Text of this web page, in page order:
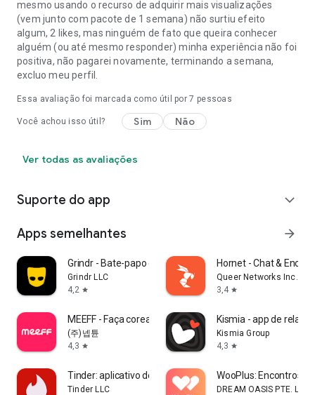
mesmo usando o recurso de adquirir mais visualizações
(vem junto com pacote de 1 semana) não surtiu efeito
algum, 2 likes, mas ninguém de fato que queira conhecer
alguém (ou até mesmo responder) minha experiência não foi
positiva, não pagarei novamente, terminando a semana,
excluo meu perfil.
Essa avaliação foi marcada como útil por7 pessoas
Você achou isso útil? Sim Não
Ver todas as avaliações
Suporte do app expand_more
Apps semelhantes arrow_forward
Grindr - Bate-papo gay
Grindr LLC
4,2 star
Hornet - Chat &
Queer Networks Inc.
3,4 star
MEEFF - Faça coreano Amigos
(주)넵튠
4,3 star
Kismia - app de
Kismia Group
4,3 star
Tinder: aplicativo de namoro
Tinder LLC
WooPlus: Encontros,
DREAM OASIS PTE. LTD.